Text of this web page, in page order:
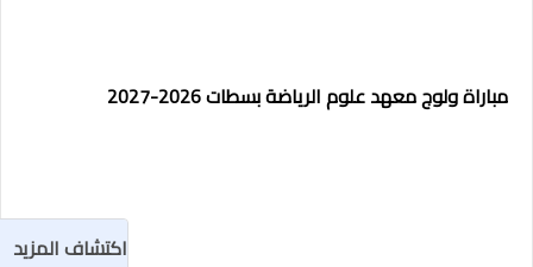
مباراة ولوج معهد علوم الرياضة بسطات 2026-2027
اكتشاف المزيد